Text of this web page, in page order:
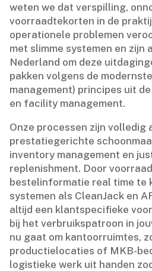
weten we dat verspilling,
voorraadtekorten in de
operationele problemen
met slimme systemen en zijn
Nederland om deze
pakken volgens de
management) principes uit
en facility management.​
Onze processen zijn volledig
prestatiegerichte
inventory management en
replenishment.​ Door
bestelinformatie real time te
systemen als CleanJack en
altijd een klantspecifieke
bij het verbruikspatroon in
nu gaat om kantoorruimtes,
productielocaties of MKB-
logistieke werk uit handen